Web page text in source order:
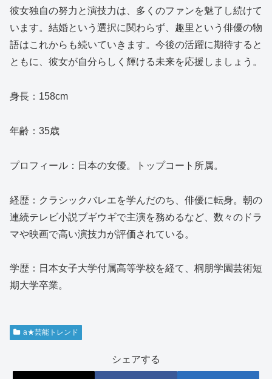
彼女独自の努力と演技力は、多くのファンを魅了し続けて
います。結婚という選択に関わらず、趣里という俳優の物
語はこれからも続いていきます。今後の活躍に期待すると
ともに、彼女が自分らしく輝ける未来を応援しましょう。
身長：158cm
年齢：35歳
プロフィール：日本の女優。トップコート所属。
経歴：クラシックバレエを学んだのち、俳優に転身。朝の
連続テレビ小説ブギウギで主演を務めるなど、数々のドラ
マや映画で高い演技力が評価されている。
学歴：日本女子大学付属高等学校を経て、桐朋学園芸術短
期大学卒業。
a★芸能トレンド
シェアする